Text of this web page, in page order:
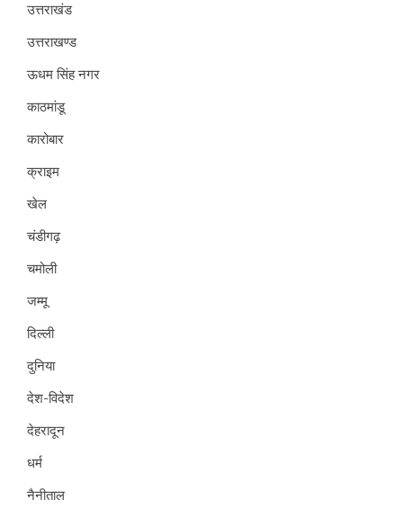
उत्तराखंड
उत्तराखण्ड
ऊधम सिंह नगर
काठमांडू
कारोबार
क्राइम
खेल
चंडीगढ़
चमोली
जम्मू
दिल्ली
दुनिया
देश-विदेश
देहरादून
धर्म
नैनीताल